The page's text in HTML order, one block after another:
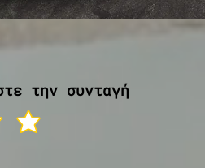
την συνταγή